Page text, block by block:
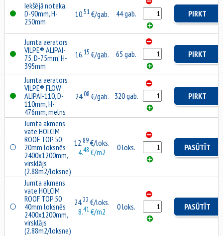
Iekšējā noteka,
D-90mm, H-
250mm
10.51€/gab. 44 gab. PIRKT
Jumta aerators
VILPE® ALIPAI-
75, D-75mm, H-
395mm
16.15 €/gab. 65 gab. PIRKT
Jumta aerators
VILPE® FLOW
ALIPAI-110, D-
110mm, H-
476mm, melns
24.08 €/gab. 320 gab. PIRKT
Jumta akmens
vate HOLCIM
ROOF TOP 50
20mm loksnēs
2400x1200mm,
virsklājs
(2.88m2/loksne)
12.89€/loks.
4.48 €/m2
0 loks. PASŪTĪT
Jumta akmens
vate HOLCIM
ROOF TOP 50
40mm loksnēs
2400x1200mm,
virsklājs
(2.88m2/loksne)
24.22€/loks.
8.41€/m2
0 loks. PASŪTĪT